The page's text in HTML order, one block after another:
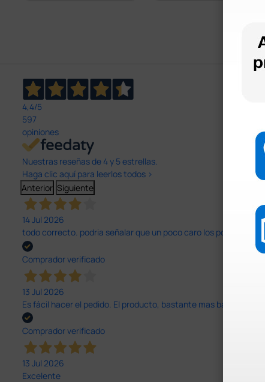
4,4/5
597
opiniones
Nuestras reseñas de 4 y 5 estrellas.
Haga clic aquí para leerlos todos >
Anterior Siguiente
14 Jul 2026
todo correcto. podria señalar que un poco caro los portes y el
Comprador verificado
13 Jul 2026
Es fácil hacer el pedido. El producto, bastante mas barato
Comprador verificado
13 Jul 2026
Excelente